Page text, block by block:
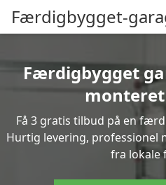
Færdigbygget-
Færdigbygget
monteret
Få 3 gratis tilbud på en
Hurtig levering, professionel
fra lokale